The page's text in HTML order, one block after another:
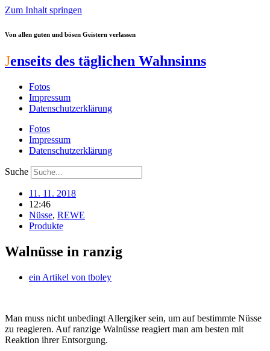
Zum Inhalt springen
Von allen guten und bösen Geistern verlassen
Jenseits des täglichen Wahnsinns
Fotos
Impressum
Datenschutzerklärung
Fotos
Impressum
Datenschutzerklärung
Suche
11. 11. 2018
12:46
Nüsse, REWE
Produkte
Walnüsse in ranzig
ein Artikel von tboley
Man muss nicht unbedingt Allergiker sein, um auf bestimmte Nüsse
zu reagieren. Auf ranzige Walnüsse reagiert man am besten mit
Reaktion ihrer Entsorgung.